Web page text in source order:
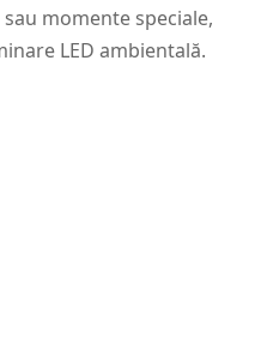
momente speciale,
LED ambientală.